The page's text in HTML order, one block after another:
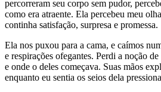
percorreram seu corpo sem pudor,
como era atraente. Ela percebeu meu
continha satisfação, surpresa e promessa.
Ela nos puxou para a cama, e caímos
e respirações ofegantes. Perdi a noção
e onde o deles começava. Suas mãos
enquanto eu sentia os seios dela